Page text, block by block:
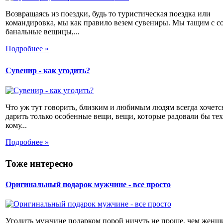
Возвращаясь из поездки, будь то туристическая поездка или
командировка, мы как правило везем сувениры. Мы тащим с
банальные вещицы,...
Подробнее »
Сувенир - как угодить?
Что уж тут говорить, близким и любимым людям всегда
дарить только особенные вещи, вещи, которые радовали бы
кому...
Подробнее »
Тоже интересно
Оригинальный подарок мужчине - все просто
Угодить мужчине подарком порой ничуть не проще, чем